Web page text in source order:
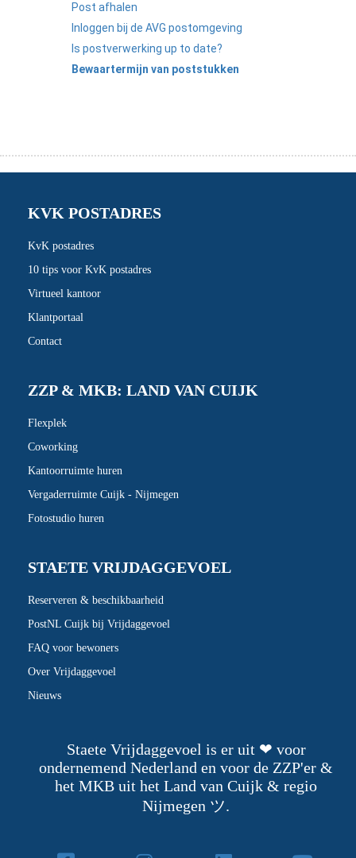
Post afhalen
Inloggen bij de AVG postomgeving
Is postverwerking up to date?
Bewaartermijn van poststukken
KVK POSTADRES
KvK postadres
10 tips voor KvK postadres
Virtueel kantoor
Klantportaal
Contact
ZZP & MKB: LAND VAN CUIJK
Flexplek
Coworking
Kantoorruimte huren
Vergaderruimte Cuijk - Nijmegen
Fotostudio huren
STAETE VRIJDAGGEVOEL
Reserveren & beschikbaarheid
PostNL Cuijk bij Vrijdaggevoel
FAQ voor bewoners
Over Vrijdaggevoel
Nieuws
Staete Vrijdaggevoel is er uit ❤ voor
ondernemend Nederland en voor de ZZP'er &
het MKB uit het Land van Cuijk & regio
Nijmegen ツ.